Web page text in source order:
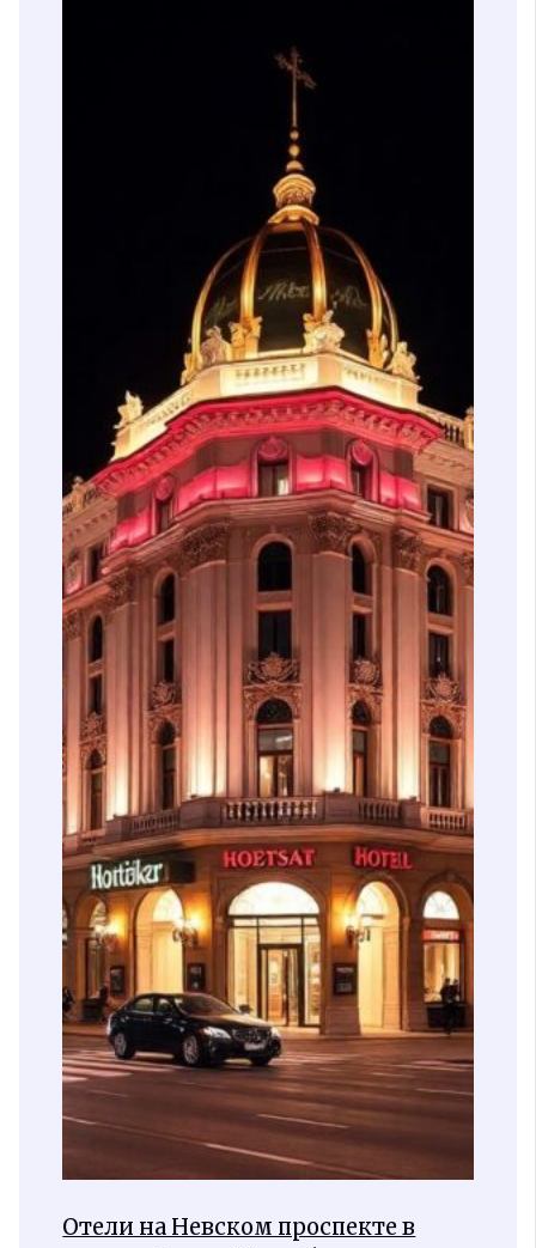
Отели на Невском проспекте в